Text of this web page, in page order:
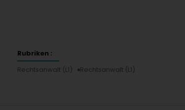
Rubriken :
Rechtsanwalt (L1)
Rechtsanwalt (L1)